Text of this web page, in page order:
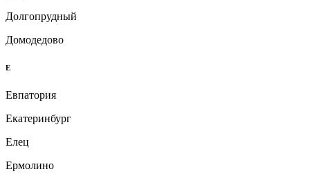
Долгопрудный
Домодедово
Е
Евпатория
Екатеринбург
Елец
Ермолино